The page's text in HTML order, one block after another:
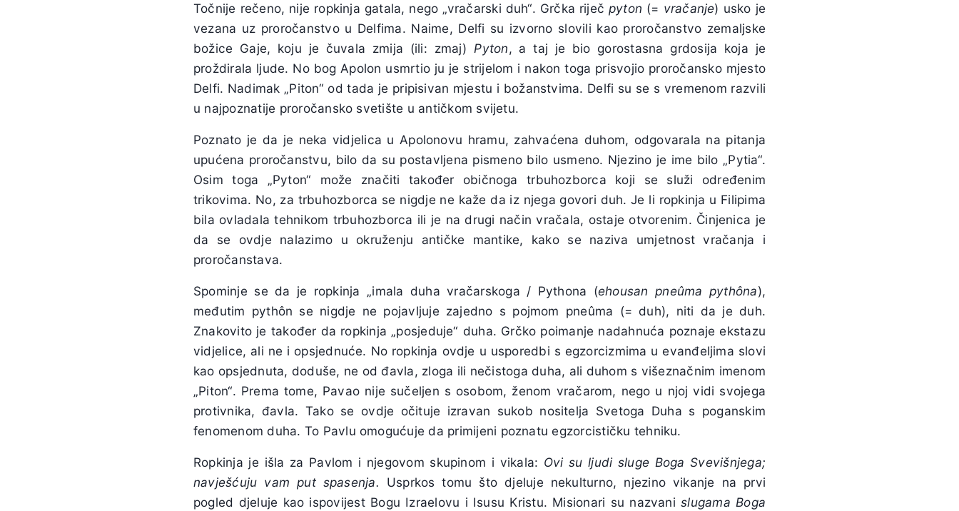
Točnije rečeno, nije ropkinja gatala, nego „vračarski duh“. Grčka riječpyton (= vračanje) usko je
vezana uz proročanstvo u Delfima. Naime, Delfi su izvorno slovili kao proročanstvo zemaljske
božice Gaje, koju je čuvala zmija (ili: zmaj) Pyton, a taj je bio gorostasna grdosija koja je
proždirala ljude. No bog Apolon usmrtio ju je strijelom i nakon toga prisvojio proročansko mjesto
Delfi. Nadimak „Piton“ od tada je pripisivan mjestu i božanstvima. Delfi su se s vremenom razvili
u najpoznatije proročansko svetište u antičkom svijetu.
Poznato je da je neka vidjelica u Apolonovu hramu, zahvaćena duhom, odgovarala na pitanja
upućena proročanstvu, bilo da su postavljena pismeno bilo usmeno. Njezino je ime bilo „Pytia“.
Osim toga „Pyton“ može značiti također običnoga trbuhozborca koji se služi određenim
trikovima. No, za trbuhozborca se nigdje ne kaže da iz njega govori duh. Je li ropkinja u Filipima
bila ovladala tehnikom trbuhozborca ili je na drugi način vračala, ostaje otvorenim. Činjenica je
da se ovdje nalazimo u okruženju antičke mantike, kako se naziva umjetnost vračanja i
proročanstava.
Spominje se da je ropkinja „imala duha vračarskoga / Pythona (ehousan pneûma pythôna),
međutim pythôn se nigdje ne pojavljuje zajedno s pojmom pneûma (= duh), niti da je duh.
Znakovito je također da ropkinja „posjeduje“ duha. Grčko poimanje nadahnuća poznaje ekstazu
vidjelice, ali ne i opsjednuće. No ropkinja ovdje u usporedbi s egzorcizmima u evanđeljima slovi
kao opsjednuta, doduše, ne od đavla, zloga ili nečistoga duha, ali duhom s višeznačnim imenom
„Piton“. Prema tome, Pavao nije sučeljen s osobom, ženom vračarom, nego u njoj vidi svojega
protivnika, đavla. Tako se ovdje očituje izravan sukob nositelja Svetoga Duha s poganskim
fenomenom duha. To Pavlu omogućuje da primijeni poznatu egzorcističku tehniku.
Ropkinja je išla za Pavlom i njegovom skupinom i vikala: Ovi su ljudi sluge Boga Svevišnjega;
navješćuju vam put spasenja. Usprkos tomu što djeluje nekulturno, njezino vikanje na prvi
pogled djeluje kao ispovijest Bogu Izraelovu i Isusu Kristu. Misionari su nazvanislugama Boga